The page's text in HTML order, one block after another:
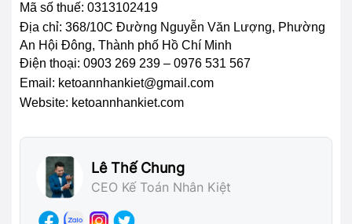
Mã số thuế: 0313102419
Địa chỉ: 368/10C Đường Nguyễn Văn Lượng, Phường
An Hội Đông, Thành phố Hồ Chí Minh
Điện thoại: 0903 269 239 – 0976 531 567
Email: ketoannhankiet@gmail.com
Website: ketoannhankiet.com
Lê Thế Chung
CEO Kế Toán Nhân Kiệt